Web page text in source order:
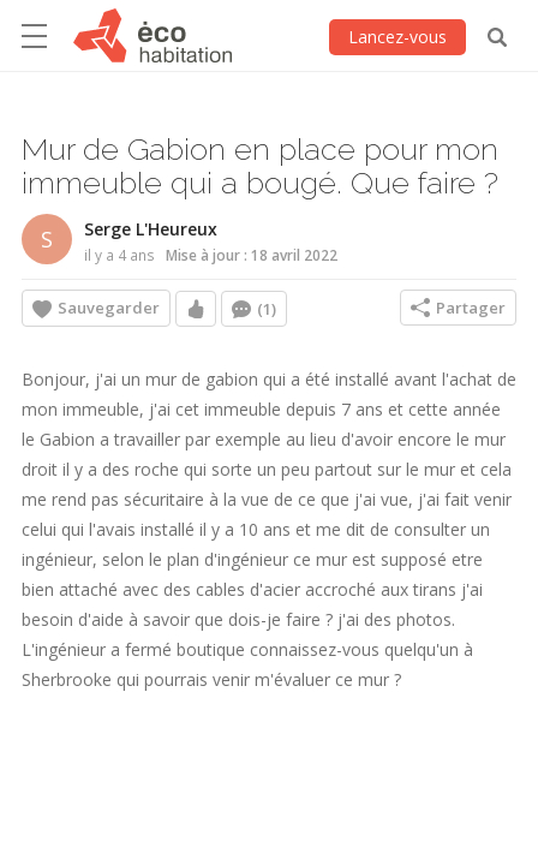
Lancez-vous
Mur de Gabion en place pour mon
immeuble qui a bougé. Que faire ?
S Serge L'Heureux
il y a 4 ans Mise à jour : 18 avril 2022
Sauvegarder (1) Partager
Bonjour, j'ai un mur de gabion qui a été installé avant l'achat de
mon immeuble, j'ai cet immeuble depuis 7 ans et cette année
le Gabion a travailler par exemple au lieu d'avoir encore le mur
droit il y a des roche qui sorte un peu partout sur le mur et cela
me rend pas sécuritaire à la vue de ce que j'ai vue, j'ai fait venir
celui qui l'avais installé il y a 10 ans et me dit de consulter un
ingénieur, selon le plan d'ingénieur ce mur est supposé etre
bien attaché avec des cables d'acier accroché aux tirans j'ai
besoin d'aide à savoir que dois-je faire ? j'ai des photos.
L'ingénieur a fermé boutique connaissez-vous quelqu'un à
Sherbrooke qui pourrais venir m'évaluer ce mur ?